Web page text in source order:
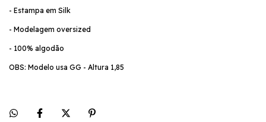
- Estampa em Silk
- Modelagem oversized
- 100% algodão
OBS: Modelo usa GG - Altura 1,85